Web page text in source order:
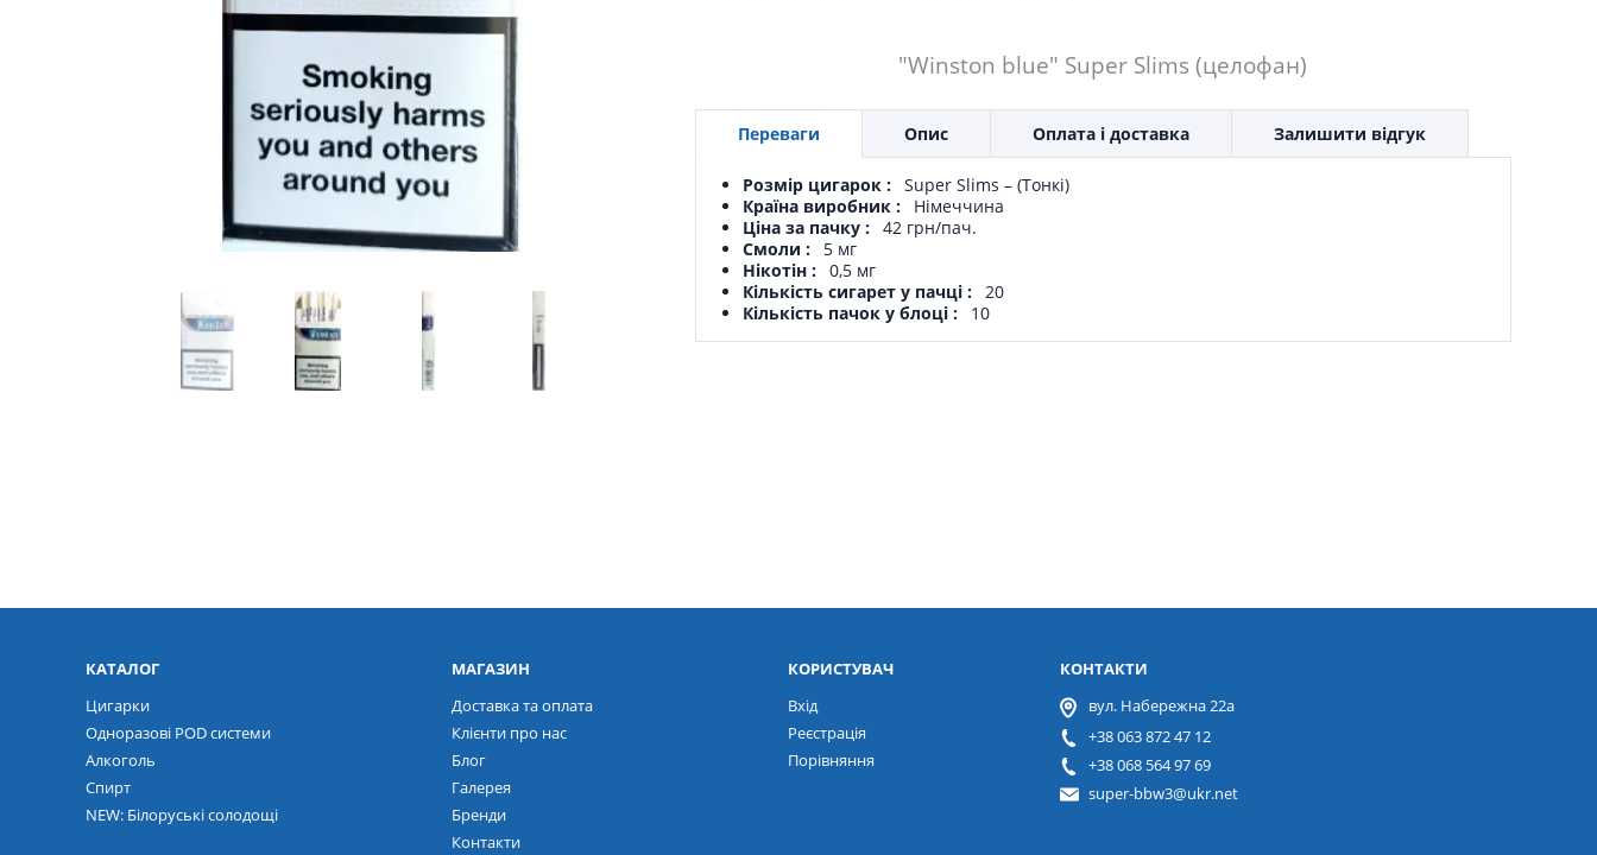
"Winston blue" Super Slims (целофан)
Переваги Опис Оплата і доставка Залишити відгук
Розмір цигарок
Super Slims – (Тонкі)
Країна виробник
Німеччина
Ціна за пачку
42 грн/пач.
Смоли
5 мг
Нікотін
0,5 мг
Кількість сигарет у пачці
20
Кількість пачок у блоці
10
КАТАЛОГ
Цигарки
Одноразові POD системи
Алкоголь
Спирт
NEW: Білоруські солодощі
МАГАЗИН
Доставка та оплата
Клієнти про нас
Блог
Галерея
Бренди
Контакти
КОРИСТУВАЧ
Вхід
Реєстрація
Порівняння
КОНТАКТИ
вул. Набережна 22а
+38 063 872 47 12
+38 068 564 97 69
super-bbw3@ukr.net